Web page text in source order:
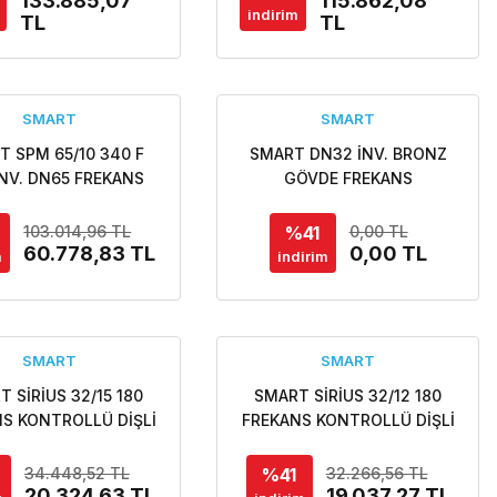
POMPASI
TL
SİRKÜLASYON POMPASI
indirim
TL
SMART
SPM 65/10 340 F
DN65 FREKANS
SİRKÜLASYON
POMPASI
103.014,96 TL
60.778,83 TL
SMART
SMART DN32 İNV. BRONZ
GÖVDE FREKANS
SİRKÜLASYON POMPASI -
Özel fiyat teklifi için bizi
arayınız.
%41
indirim
0,00 TL
0,00 TL
SMART
SİRİUS 32/15 180
KONTROLLÜ DİŞLİ
POMPASI
34.448,52 TL
SMART
SMART SİRİUS 32/12 180
FREKANS KONTROLLÜ DİŞLİ
POMPASI
%41 32.266,56 TL